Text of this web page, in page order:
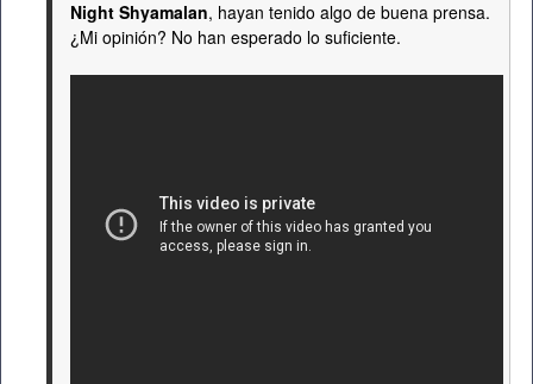
Night Shyamalan, hayan tenido algo de buena prensa.
¿Mi opinión? No han esperado lo suficiente.